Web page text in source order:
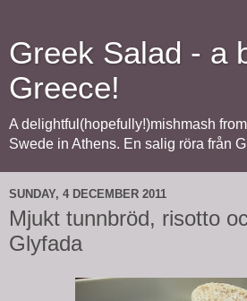
Greek Salad - a
Greece!
A delightful(hopefully!)mishmash
Swede in Athens. En salig röra från
SUNDAY, 4 DECEMBER 2011
Mjukt tunnbröd, risotto
Glyfada